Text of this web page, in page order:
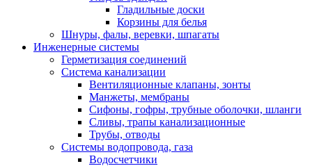
Гладильные доски
Корзины для белья
Шнуры, фалы, веревки, шпагаты
Инженерные системы
Герметизация соединений
Система канализации
Вентиляционные клапаны, зонты
Манжеты, мембраны
Сифоны, гофры, трубные оболочки, шланги
Сливы, трапы канализационные
Трубы, отводы
Системы водопровода, газа
Водосчетчики